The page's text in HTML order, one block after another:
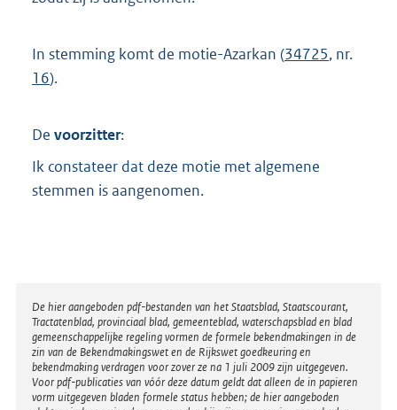
In stemming komt de motie-Azarkan (34725, nr.
16).
De voorzitter:
Ik constateer dat deze motie met algemene
stemmen is aangenomen.
Disclaimer
De hier aangeboden pdf-bestanden van het Staatsblad, Staatscourant,
Tractatenblad, provinciaal blad, gemeenteblad, waterschapsblad en blad
gemeenschappelijke regeling vormen de formele bekendmakingen in de
zin van de Bekendmakingswet en de Rijkswet goedkeuring en
bekendmaking verdragen voor zover ze na 1 juli 2009 zijn uitgegeven.
Voor pdf-publicaties van vóór deze datum geldt dat alleen de in papieren
vorm uitgegeven bladen formele status hebben; de hier aangeboden